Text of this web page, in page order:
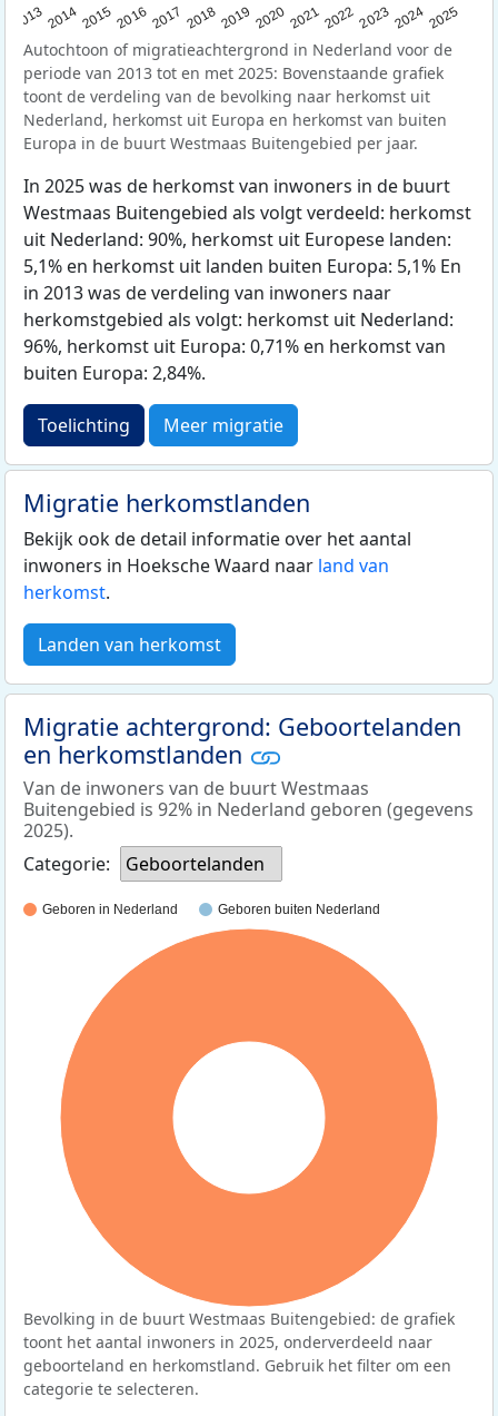
20132014201520162017 20182019 202020212022202320242025
Autochtoon of migratieachtergrond in Nederland voor de
periode van 2013 tot en met 2025: Bovenstaande grafiek
toont de verdeling van de bevolking naar herkomst uit
Nederland, herkomst uit Europa en herkomst van buiten
Europa in de buurt Westmaas Buitengebied per jaar.
In 2025 was de herkomst van inwoners in de buurt
Westmaas Buitengebied als volgt verdeeld: herkomst
uit Nederland: 90%, herkomst uit Europese landen:
5,1% en herkomst uit landen buiten Europa: 5,1% En
in 2013 was de verdeling van inwoners naar
herkomstgebied als volgt: herkomst uit Nederland:
96%, herkomst uit Europa: 0,71% en herkomst van
buiten Europa: 2,84%.
Toelichting Meer migratie
Migratie herkomstlanden
Bekijk ook de detail informatie over het aantal
inwoners in Hoeksche Waard naar land van
herkomst.
Landen van herkomst
Migratie achtergrond: Geboortelanden
en herkomstlanden
Van de inwoners van de buurt Westmaas
Buitengebied is 92% in Nederland geboren (gegevens
2025).
Categorie:
Geboortelanden
Geboren in Nederland Geboren buiten Nederland
Bevolking in de buurt Westmaas Buitengebied: de grafiek
toont het aantal inwoners in 2025, onderverdeeld naar
geboorteland en herkomstland. Gebruik het filter om een
categorie te selecteren.